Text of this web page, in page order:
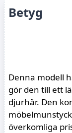
Betyg
Denna modell
gör den till ett
djurhår. Den
överkomliga